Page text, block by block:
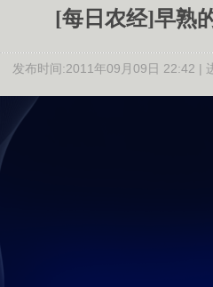
[每日农经]早熟
发布时间:2011年09月09日 22:42 |